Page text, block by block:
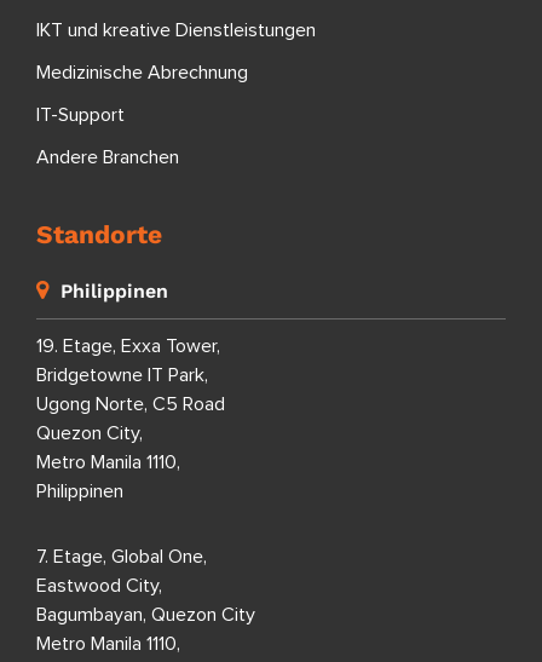
IKT und kreative Dienstleistungen
Medizinische Abrechnung
IT-Support
Andere Branchen
Standorte
Philippinen
19. Etage, Exxa Tower,
Bridgetowne IT Park,
Ugong Norte, C5 Road
Quezon City,
Metro Manila 1110,
Philippinen
7. Etage, Global One,
Eastwood City,
Bagumbayan, Quezon City
Metro Manila 1110,